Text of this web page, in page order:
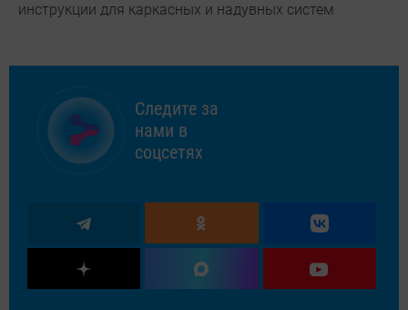
инструкции для каркасных и надувных систем
Следите за
нами в
соцсетях